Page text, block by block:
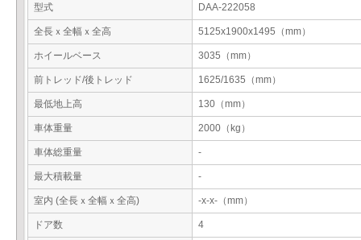
型式 DAA-222058
全長ｘ全幅ｘ全高 5125x1900x1495（mm）
ホイールベース 3035（mm）
前トレッド/後トレッド 1625/1635（mm）
最低地上高 130（mm）
車体重量 2000（kg）
車体総重量 -
最大積載量 -
室内 (全長ｘ全幅ｘ全高) -x-x-（mm）
ドア数 4